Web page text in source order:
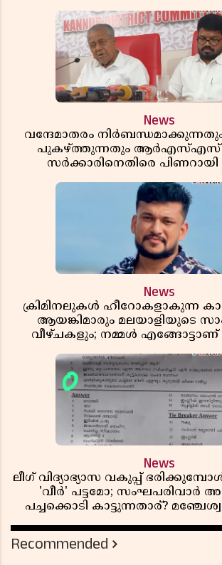
News
വന്ദേമാതരം
പുകഴ്ത്തുന്നതും
സർക്കാരിനെതിരെ
News
ക്രിമിനലുകൾ ഹീറോകളാകുന്ന
ആയങ്കിമാരും മലയാളിയുടെ
വീഴ്ചകളും; നമ്മൾ
News
ലീഗ് വിദ്യാഭ്യാസ വകുപ്പ്
'വീർ' പട്ടമോ; സംഘപരിവാർ
പച്ചക്കൊടി കാട്ടുന്നതാര്?
Recommended